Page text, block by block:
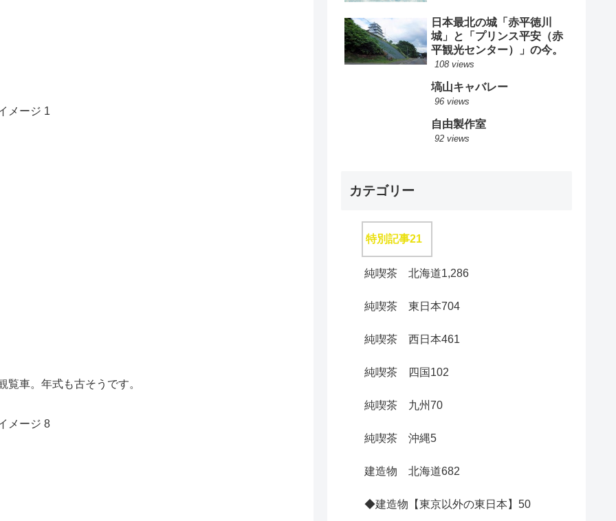
覧車。年式も古そうです。
日本最北の城「赤平徳川
城」と「プリンス平安（赤
平観光センター）」の今。
108 views
塙山キャバレー
96 views
自由製作室
92 views
カテゴリー
特別記事21
純喫茶 北海道1,286
純喫茶 東日本704
純喫茶 西日本461
純喫茶 四国 102
純喫茶 九州70
純喫茶 沖縄5
建造物 北海道682
◆建造物【東京以外の東日本】 50